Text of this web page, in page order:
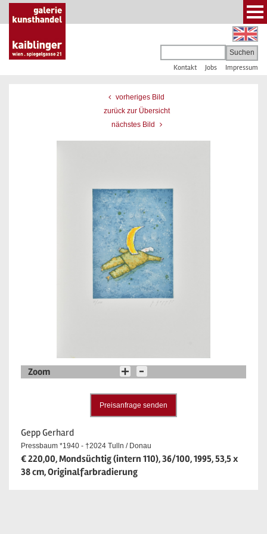
Kontakt Jobs Impressum
vorheriges Bild
zurück zur Übersicht
nächstes Bild
Zoom
Preisanfrage senden
Gepp Gerhard
Pressbaum *1940 - †2024 Tulln / Donau
€ 220,00, Mondsüchtig (intern 110), 36/100, 1995, 53,5 x
38 cm, Originalfarbradierung